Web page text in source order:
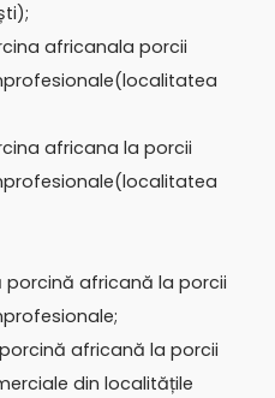
africanala porcii
africana la porcii
africană la porcii
africană la porcii
din localitățile